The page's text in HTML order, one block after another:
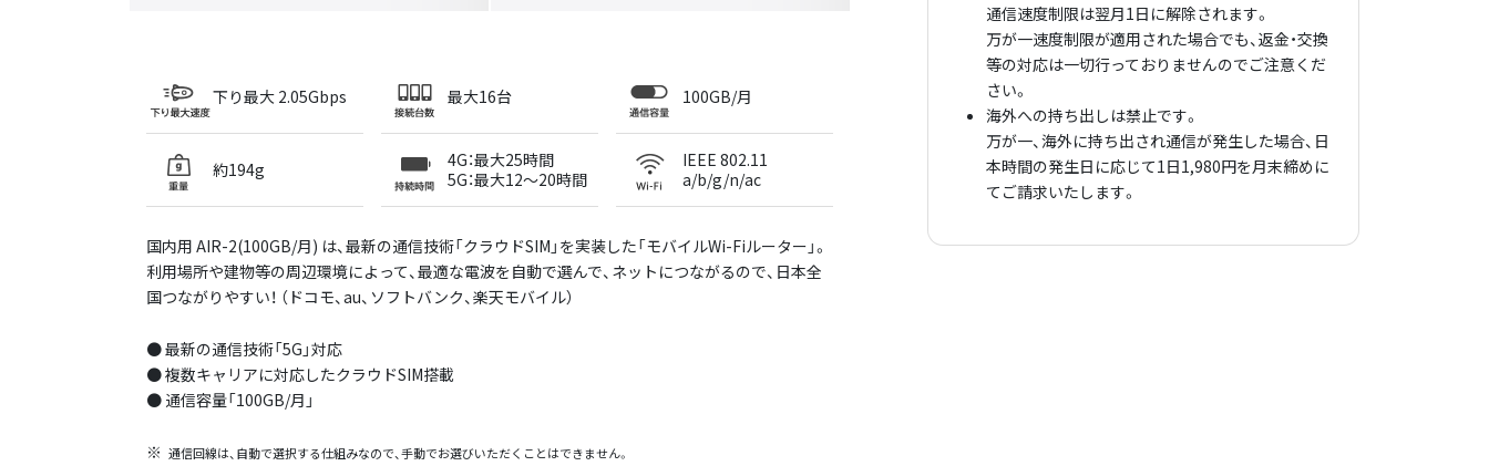
通信速度制限は翌月1日に解除されます。
万が一速度制限が適用された場合でも、返金・交換
等の対応は一切行っておりませんのでご注意くだ
さい。
海外への持ち出しは禁止です。
万が一、海外に持ち出され通信が発生した場合、日
本時間の発生日に応じて1日1,980円を月末締めに
てご請求いたします。
下り最大 2.05Gbps 最大16台 100GB/月
約194g
4G：最大25時間
5G：最大12〜20時間
IEEE 802.11
a/b/g/n/ac
国内用 AIR-2(100GB/月) は、最新の通信技術「クラウドSIM」を実装した「モバイルWi-Fiルーター」。
利用場所や建物等の周辺環境によって、最適な電波を自動で選んで、ネットにつながるので、日本全
国つながりやすい！ （ドコモ、au、ソフトバンク、楽天モバイル）
● 最新の通信技術「5G」対応
● 複数キャリアに対応したクラウドSIM搭載
● 通信容量「100GB/月」
通信回線は、自動で選択する仕組みなので、手動でお選びいただくことはできません。